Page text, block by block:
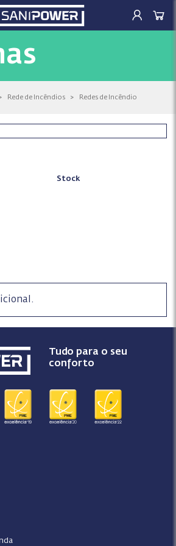
Rede de Incêndios > Redes de Incêndio
Stock
Tudo para o seu
conforto